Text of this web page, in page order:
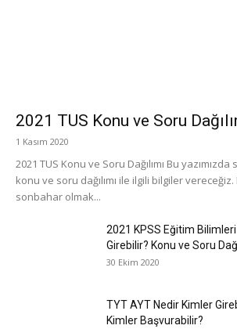
2021 TUS Konu ve Soru
1 Kasım 2020
2021 TUS Konu ve Soru Dağılımı Bu yazımızda
konu ve soru dağılımı ile ilgili bilgiler
sonbahar olmak...
2021 KPSS Eğitim Bilimleri
Girebilir? Konu ve Soru
30 Ekim 2020
TYT AYT Nedir Kimler
Kimler Başvurabilir?